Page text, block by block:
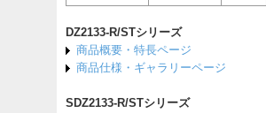
DZ2133-R/STシリーズ
商品概要・特長ページ
商品仕様・ギャラリーページ
SDZ2133-R/STシリーズ